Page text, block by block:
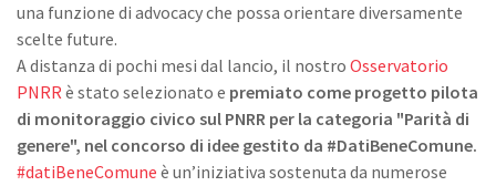
una funzione di advocacy che possa orientare diversamente
scelte future.
A distanza di pochi mesi dal lancio, il nostro Osservatorio
PNRRè stato selezionato e premiato come progetto pilota
di monitoraggio civico sul PNRR per la categoria "Parità di
genere", nel concorso di idee gestito da #DatiBeneComune.
#datiBeneComune è un’iniziativa sostenuta da numerose